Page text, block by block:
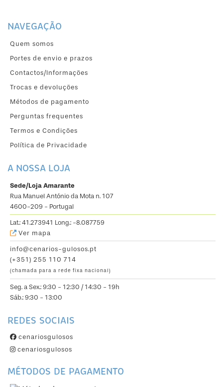
NAVEGAÇÃO
Quem somos
Portes de envio e prazos
Contactos/Informações
Trocas e devoluções
Métodos de pagamento
Perguntas frequentes
Termos e Condições
Política de Privacidade
A NOSSA LOJA
Sede/Loja Amarante
Rua Manuel António da Mota n. 107
4600-209 - Portugal
Lat.: 41.273941 Long.: -8.087759
Ver mapa
info@cenarios-gulosos.pt
(+351) 255 110 714
(chamada para a rede fixa nacional)
Seg. a Sex.: 9:30 - 12:30 / 14:30 - 19h
Sáb.: 9:30 - 13:00
REDES SOCIAIS
cenariosgulosos
cenariosgulosos
MÉTODOS DE PAGAMENTO